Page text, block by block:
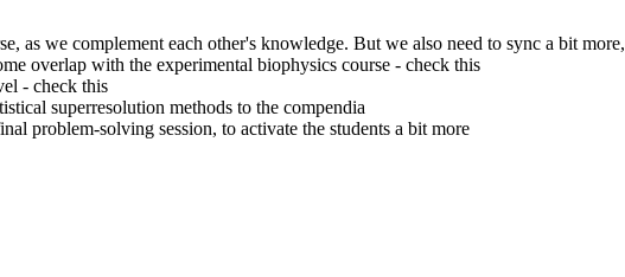
as we complement each other's knowledge. But we also need to sync a bit
overlap with the experimental biophysics course - check this
- check this
superresolution methods to the compendia
problem-solving session, to activate the students a bit more